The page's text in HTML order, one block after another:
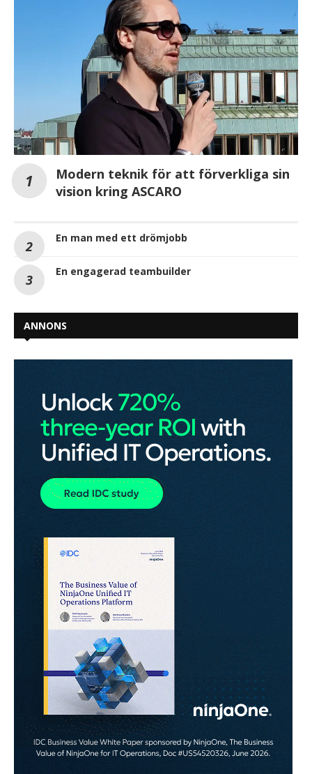
Modern teknik för att förverkliga sin
vision kring ASCARO
En man med ett drömjobb
En engagerad teambuilder
ANNONS